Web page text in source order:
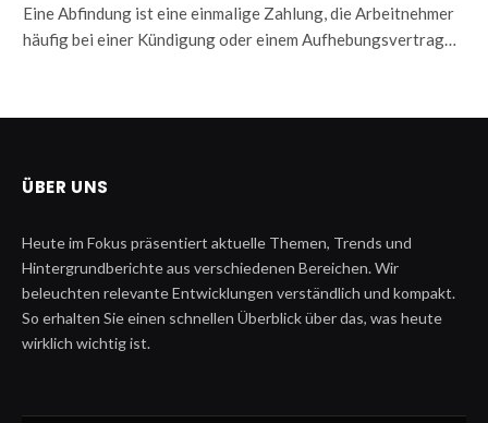
Eine Abfindung ist eine einmalige Zahlung, die Arbeitnehmer
häufig bei einer Kündigung oder einem Aufhebungsvertrag…
ÜBER UNS
Heute im Fokus präsentiert aktuelle Themen, Trends und
Hintergrundberichte aus verschiedenen Bereichen. Wir
beleuchten relevante Entwicklungen verständlich und kompakt.
So erhalten Sie einen schnellen Überblick über das, was heute
wirklich wichtig ist.